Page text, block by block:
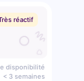
réactif
disponibilité
< 3 semaines